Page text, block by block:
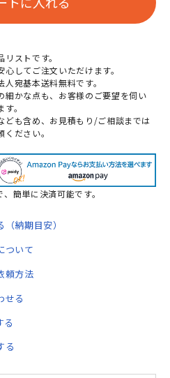
ストです。
してご注文いただけます。
宛基本送料無料です。
細かな点も、お客様のご要望を伺い
。
ども含め、お見積もり/ご相談までは
ださい。
簡単に決済可能です。
納期目安）
ついて
頼方法
せる
る
る